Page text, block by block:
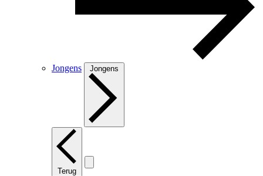
Jongens Jongens
Terug